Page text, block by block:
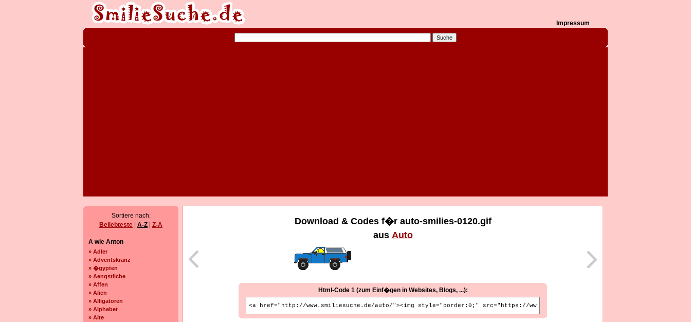
Impressum
Sortiere nach:
Beliebteste
A-Z Z-A
A wie Anton
» Adler
» Adventskranz
» �gypten
» Aengstliche
» Affen
» Alien
» Alligatoren
» Alphabet
» Alte
Download & Codes f�r auto-smilies-0120.gif
aus Auto
Html-Code 1 (zum Einf�gen in Websites, Blogs, ...):